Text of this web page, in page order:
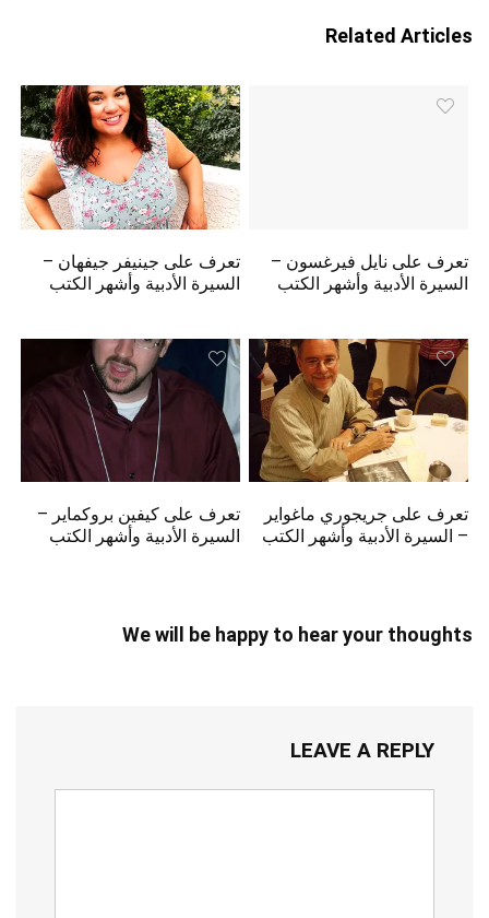
Related Articles
تعرف على نايل فيرغسون –
السيرة الأدبية وأشهر الكتب
تعرف على جينيفر جيفهان –
السيرة الأدبية وأشهر الكتب
تعرف على جريجوري ماغواير
– السيرة الأدبية وأشهر الكتب
تعرف على كيفين بروكماير –
السيرة الأدبية وأشهر الكتب
We will be happy to hear your thoughts
LEAVE A REPLY